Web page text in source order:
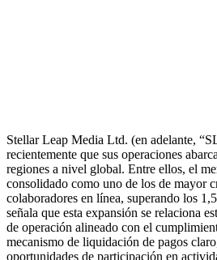
Stellar Leap Media Ltd. (en adelante,
recientemente que sus operaciones
regiones a nivel global. Entre ellos, el
consolidado como uno de los de mayor
colaboradores en línea, superando los
señala que esta expansión se relaciona
de operación alineado con el
mecanismo de liquidación de pagos
oportunidades de participación en